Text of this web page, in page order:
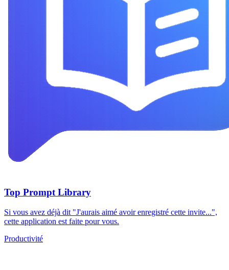
Top Prompt Library
Si vous avez déjà dit "J'aurais aimé avoir enregistré cette invite...",
cette application est faite pour vous.
Productivité